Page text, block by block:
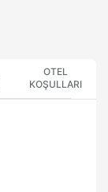
OTEL
KOŞULLARI